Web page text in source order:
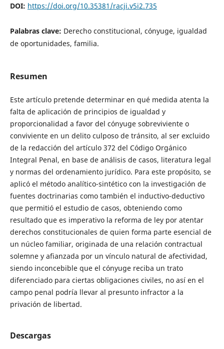
DOI: https://doi.org/10.35381/racji.v5i2.735
Palabras clave: Derecho constitucional, cónyuge, igualdad
de oportunidades, familia.
Resumen
Este artículo pretende determinar en qué medida atenta la
falta de aplicación de principios de igualdad y
proporcionalidad a favor del cónyuge sobreviviente o
conviviente en un delito culposo de tránsito, al ser excluido
de la redacción del artículo 372 del Código Orgánico
Integral Penal, en base de análisis de casos, literatura legal
y normas del ordenamiento jurídico. Para este propósito, se
aplicó el método analítico-sintético con la investigación de
fuentes doctrinarias como también el inductivo-deductivo
que permitió el estudio de casos, obteniendo como
resultado que es imperativo la reforma de ley por atentar
derechos constitucionales de quien forma parte esencial de
un núcleo familiar, originada de una relación contractual
solemne y afianzada por un vínculo natural de afectividad,
siendo inconcebible que el cónyuge reciba un trato
diferenciado para ciertas obligaciones civiles, no así en el
campo penal podría llevar al presunto infractor a la
privación de libertad.
Descargas